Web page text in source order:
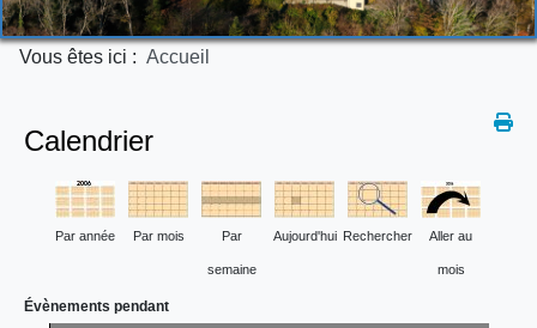
Vous êtes ici : Accueil
Calendrier
Par année Par mois Par
semaine
Aujourd'hui Rechercher Aller au
mois
Évènements pendant